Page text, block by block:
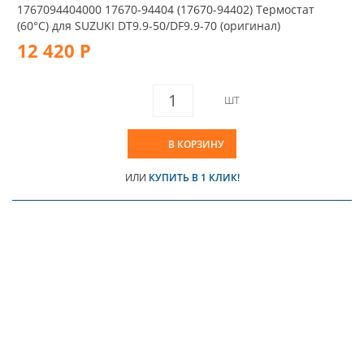
1767094404000 17670-94404 (17670-94402) Термостат
(60°C) для SUZUKI DT9.9-50/DF9.9-70 (оригинал)
12 420 Р
ШТ
В КОРЗИНУ
ИЛИ КУПИТЬ В 1 КЛИК!